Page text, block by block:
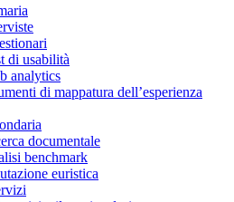
di usabilità
analytics
di mappatura dell’esperienza
documentale
benchmark
euristica